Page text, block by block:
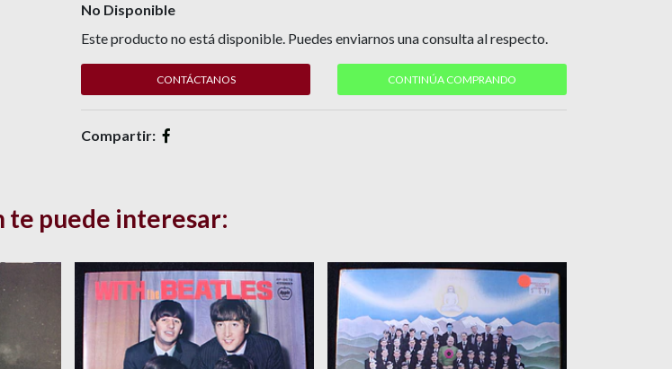
No Disponible
Este producto no está disponible. Puedes enviarnos una consulta al respecto.
CONTÁCTANOS CONTINÚA COMPRANDO
Compartir:
te puede interesar: